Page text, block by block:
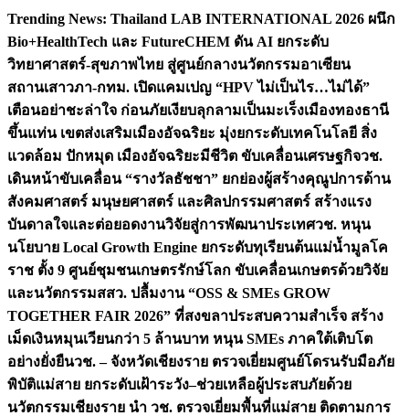
Skip
content
Trending News: Thailand LAB INTERNATIONAL 2026 ผนึก
Bio+HealthTech และ FutureCHEM ดัน AI ยกระดับ
วิทยาศาสตร์-สุขภาพไทย สู่ศูนย์กลางนวัตกรรมอาเซียน
สถานเสาวภา-กทม. เปิดแคมเปญ “HPV ไม่เป็นไร…ไม่ได้”
เตือนอย่าชะล่าใจ ก่อนภัยเงียบลุกลามเป็นมะเร็งเมืองทองธานี
ขึ้นแท่น เขตส่งเสริมเมืองอัจฉริยะ มุ่งยกระดับเทคโนโลยี สิ่ง
แวดล้อม ปักหมุด เมืองอัจฉริยะมีชีวิต ขับเคลื่อนเศรษฐกิจวช.
เดินหน้าขับเคลื่อน “รางวัลธัชชา” ยกย่องผู้สร้างคุณูปการด้าน
สังคมศาสตร์ มนุษยศาสตร์ และศิลปกรรมศาสตร์ สร้างแรง
บันดาลใจและต่อยอดงานวิจัยสู่การพัฒนาประเทศวช. หนุน
นโยบาย Local Growth Engine ยกระดับทุเรียนต้นแม่น้ำมูลโค
ราช ตั้ง 9 ศูนย์ชุมชนเกษตรรักษ์โลก ขับเคลื่อนเกษตรด้วยวิจัย
และนวัตกรรมสสว. ปลื้มงาน “OSS & SMEs GROW
TOGETHER FAIR 2026” ที่สงขลาประสบความสำเร็จ สร้าง
เม็ดเงินหมุนเวียนกว่า 5 ล้านบาท หนุน SMEs ภาคใต้เติบโต
อย่างยั่งยืนวช. – จังหวัดเชียงราย ตรวจเยี่ยมศูนย์โดรนรับมือภัย
พิบัติแม่สาย ยกระดับเฝ้าระวัง–ช่วยเหลือผู้ประสบภัยด้วย
นวัตกรรมเชียงราย นำ วช. ตรวจเยี่ยมพื้นที่แม่สาย ติดตามการ